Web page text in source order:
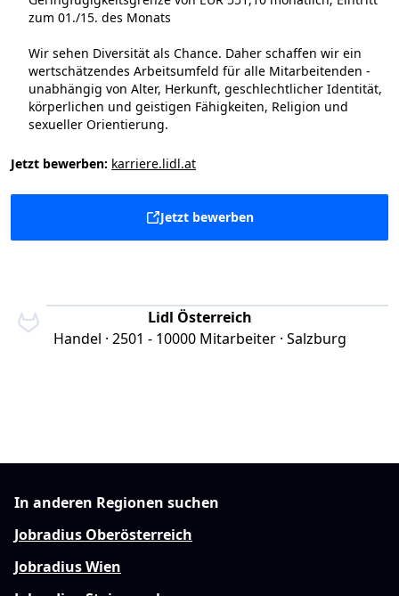
zum 01./15. des Monats
Wir sehen Diversität als Chance. Daher schaffen wir ein
wertschätzendes Arbeitsumfeld für alle Mitarbeitenden -
unabhängig von Alter, Herkunft, geschlechtlicher Identität,
körperlichen und geistigen Fähigkeiten, Religion und
sexueller Orientierung.
Jetzt bewerben: karriere.lidl.at
Jetzt bewerben
Lidl Österreich
Handel · 2501 - 10000 Mitarbeiter · Salzburg
In anderen Regionen suchen
Jobradius Oberösterreich
Jobradius Wien